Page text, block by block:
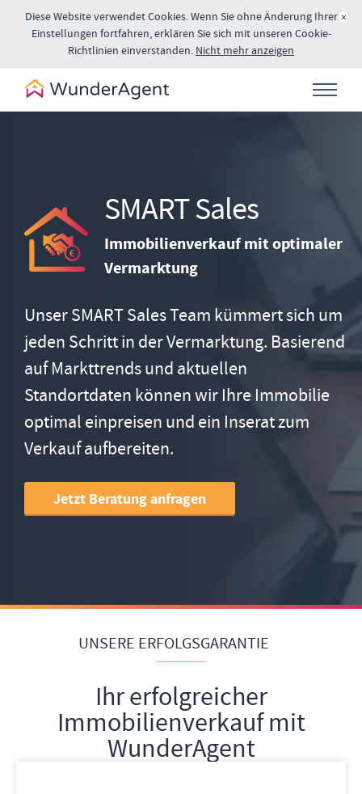
×
Diese Website verwendet Cookies. Wenn Sie ohne Änderung Ihrer
Einstellungen fortfahren, erklären Sie sich mit unseren Cookie-
Richtlinien einverstanden. Nicht mehr anzeigen
SMART Sales
Immobilienverkauf mit optimaler
Vermarktung
Unser SMART Sales Team kümmert sich um
jeden Schritt in der Vermarktung. Basierend
auf Markttrends und aktuellen
Standortdaten können wir Ihre Immobilie
optimal einpreisen und ein Inserat zum
Verkauf aufbereiten.
Jetzt Beratung anfragen
UNSERE ERFOLGSGARANTIE
Ihr erfolgreicher
Immobilienverkauf mit
WunderAgent